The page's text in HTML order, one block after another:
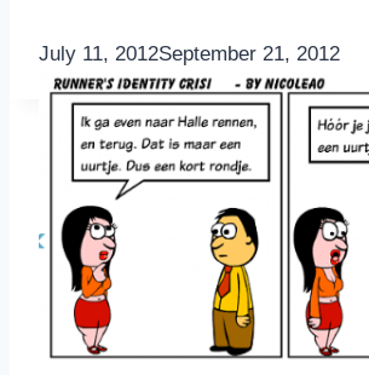
ByNicole
July 11, 2012September 21, 2012